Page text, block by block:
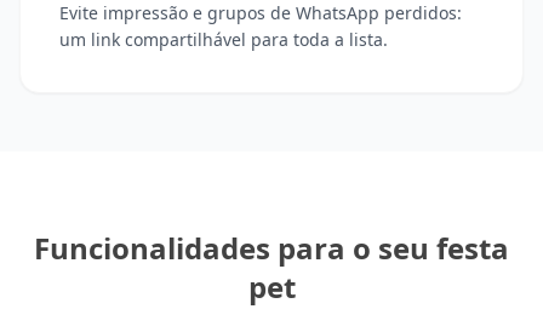
Evite impressão e grupos de WhatsApp perdidos:
um link compartilhável para toda a lista.
Funcionalidades para o seu festa
pet